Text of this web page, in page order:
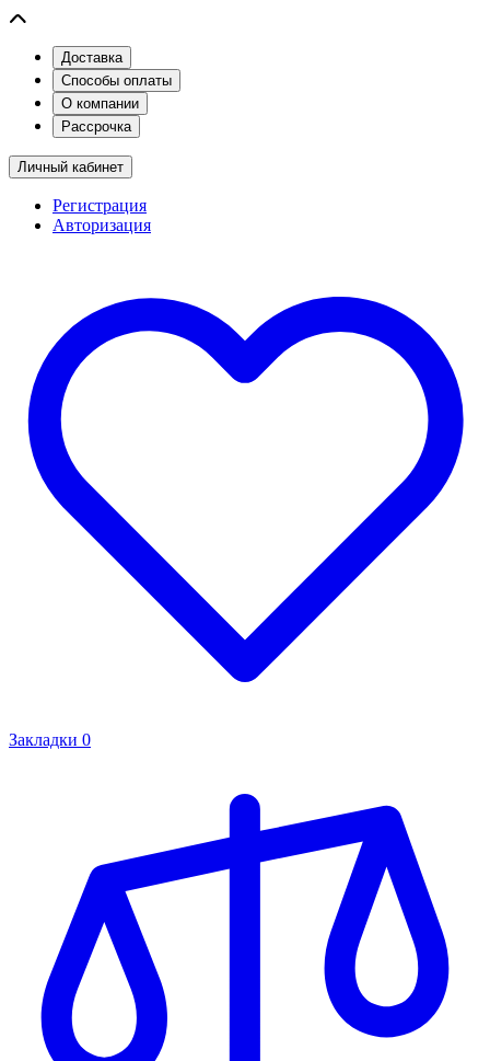
Доставка
Способы оплаты
О компании
Рассрочка
Личный кабинет
Регистрация
Авторизация
Закладки 0